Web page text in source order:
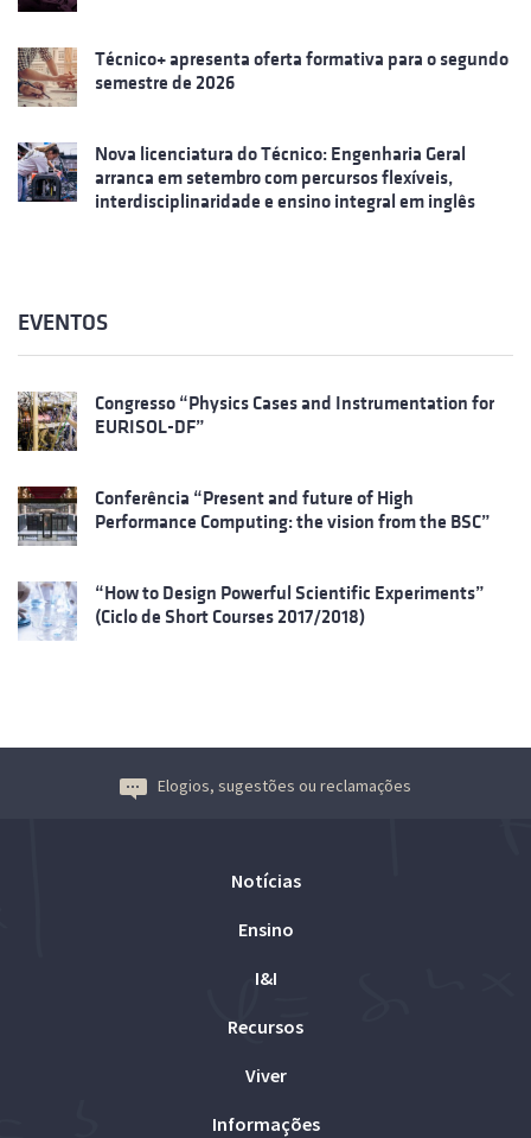
Técnico+ apresenta oferta formativa para o segundo
semestre de 2026
Nova licenciatura do Técnico: Engenharia Geral
arranca em setembro com percursos flexíveis,
interdisciplinaridade e ensino integral em inglês
EVENTOS
Congresso “Physics Cases and Instrumentation for
EURISOL-DF”
Conferência “Present and future of High
Performance Computing: the vision from the BSC”
“How to Design Powerful Scientific Experiments”
(Ciclo de Short Courses 2017/2018)
Elogios, sugestões ou reclamações
Notícias
Ensino
I&I
Recursos
Viver
Informações